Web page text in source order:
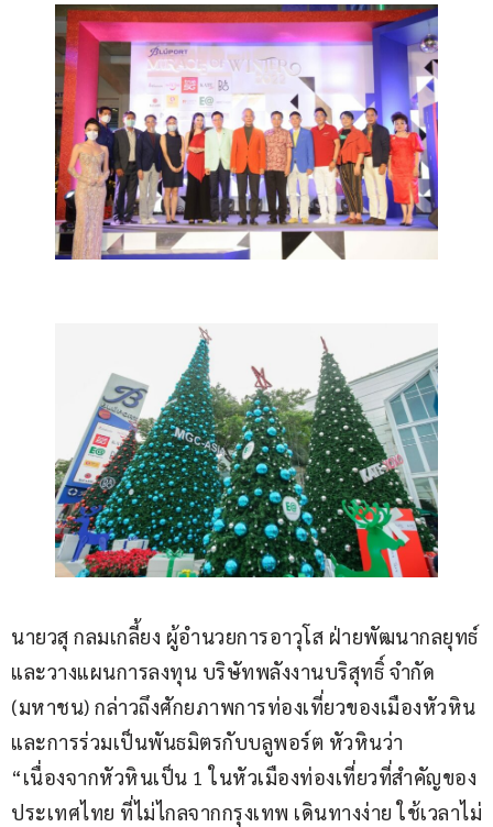
นายวสุ กลมเกลี้ยง ผู้อำนวยการอาวุโส ฝ่ายพัฒนากลยุทธ์
และวางแผนการลงทุน บริษัทพลังงานบริสุทธิ์ จำกัด
(มหาชน) กล่าวถึงศักยภาพการท่องเที่ยวของเมืองหัวหิน
และการร่วมเป็นพันธมิตรกับบลูพอร์ต หัวหินว่า
“เนื่องจากหัวหินเป็น 1 ในหัวเมืองท่องเที่ยวที่สำคัญของ
ประเทศไทย ที่ไม่ไกลจากกรุงเทพ เดินทางง่าย ใช้เวลาไม่